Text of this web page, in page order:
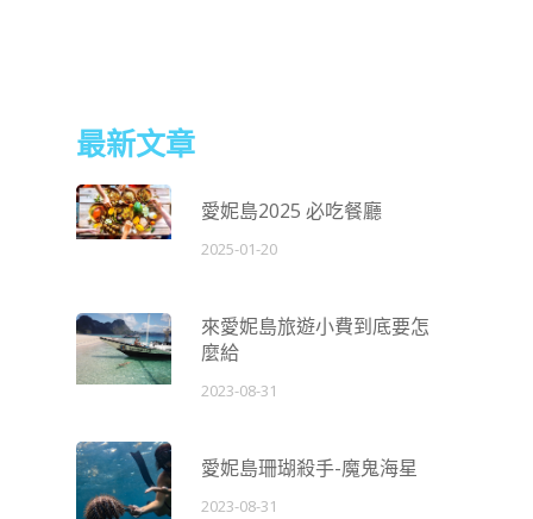
最新文章
愛妮島2025 必吃餐廳
2025-01-20
來愛妮島旅遊小費到底要怎
麼給
2023-08-31
愛妮島珊瑚殺手-魔鬼海星
2023-08-31